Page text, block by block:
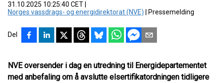
31.10.2025 10:25:40 CET
Norges vassdrags- og energidirektorat (NVE)
Pressemelding
Del
NVE oversender i dag en utredning til Energidepartementet
med anbefaling om å avslutte elsertifikatordningen tidligere